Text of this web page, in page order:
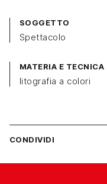
SOGGETTO
Spettacolo
MATERIA E TECNICA
litografia a colori
CONDIVIDI